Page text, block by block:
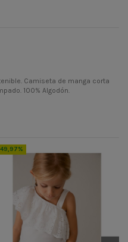
Camiseta de manga corta
100% Algodón.